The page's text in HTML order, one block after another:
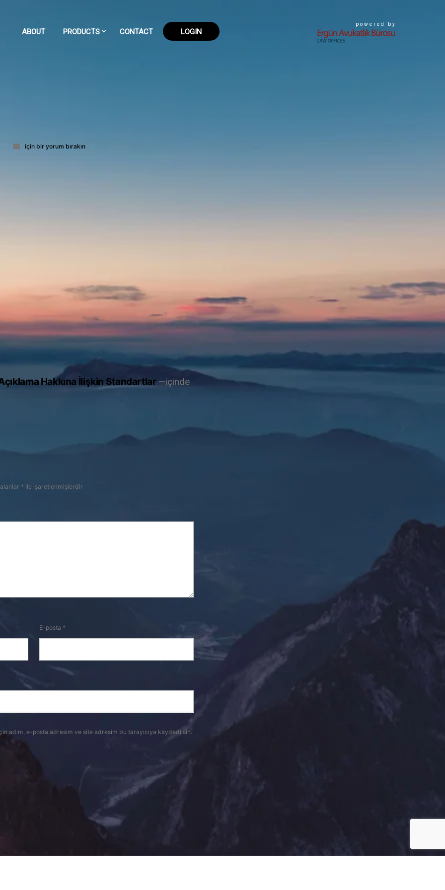
ABOUT PRODUCTS CONTACT LOGIN
powered by
56-
için bir yorum bırakın
Hakkına İlişkin Standartlar
içinde
* ile işaretlenmişlerdir
E-posta *
adım, e-posta adresim ve site adresim bu tarayıcıya kaydedilsin.